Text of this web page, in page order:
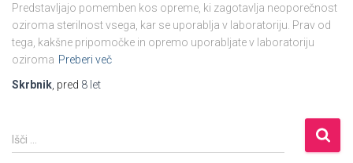
Predstavljajo pomemben kos opreme, ki zagotavlja neoporečnost
oziroma sterilnost vsega, kar se uporablja v laboratoriju. Prav od
tega, kakšne pripomočke in opremo uporabljate v laboratoriju
oziroma Preberi več
Skrbnik, pred 8 let
I
š
Išči …